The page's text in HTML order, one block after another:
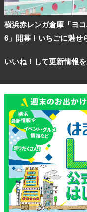
横浜赤レンガ倉庫「ヨ
6」開幕！いちごに魅せ
いいね！して更新情報を